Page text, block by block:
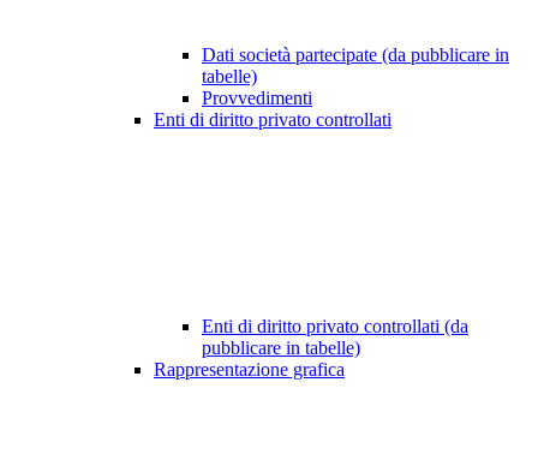
Dati società partecipate (da pubblicare in
tabelle)
Provvedimenti
Enti di diritto privato controllati
Enti di diritto privato controllati (da
pubblicare in tabelle)
Rappresentazione grafica